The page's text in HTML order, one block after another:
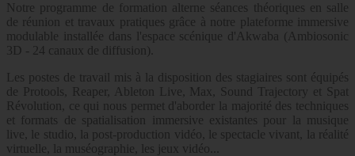
Notre programme de formation alterne séances théoriques en salle
de réunion et travaux pratiques grâce à notre plateforme immersive
modulable installée dans l'espace scénique d'Akwaba (Ambiosonic
3D - 24 canaux de diffusion).
Les postes de travail mis à la disposition des stagiaires sont équipés
de Protools, Reaper, Ableton Live, Max, Sound Trajectory et Spat
Révolution, ce qui nous permet d'aborder la majorité des techniques
et formats de spatialisation immersive existantes pour la musique
live, le studio, la post-production vidéo, le spectacle vivant, la réalité
virtuelle, la muséographie, les jeux vidéo...